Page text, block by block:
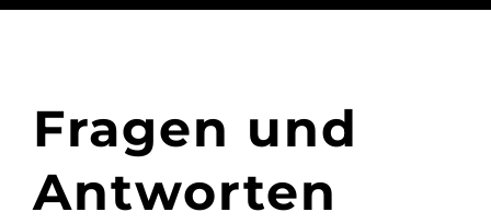
Fragen und
Antworten